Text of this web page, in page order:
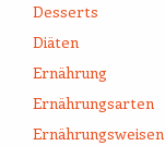
Desserts
Diäten
Ernährung
Ernährungsarten
Ernährungsweisen